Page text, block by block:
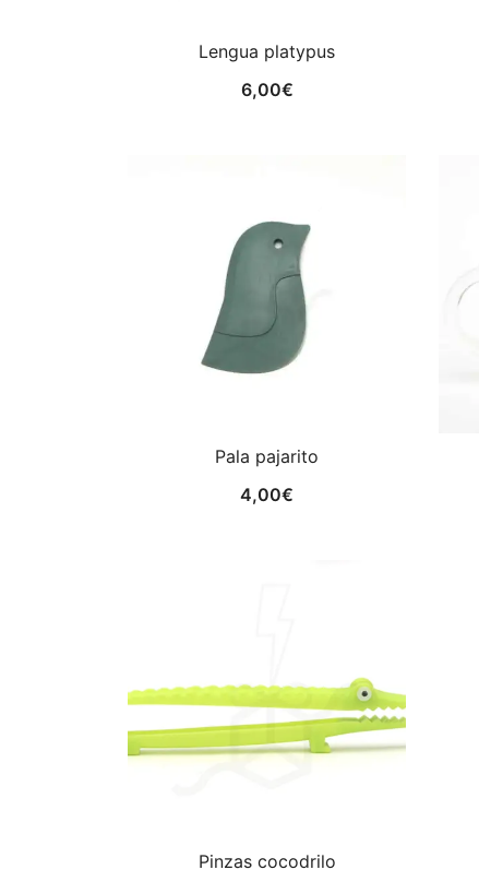
Lengua platypus
6,00€
Pala pajarito
4,00€
Pinzas cocodrilo